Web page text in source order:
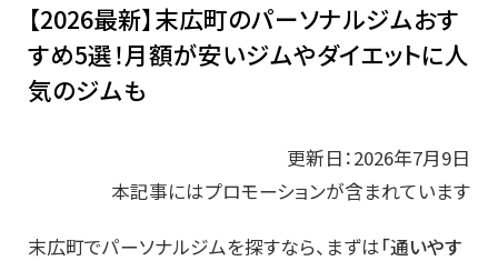
【2026最新】末広町のパーソナルジムおす
すめ5選！月額が安いジムやダイエットに人
気のジムも
更新日：2026年7月9日
本記事にはプロモーションが含まれています
末広町でパーソナルジムを探すなら、まずは「通いやす